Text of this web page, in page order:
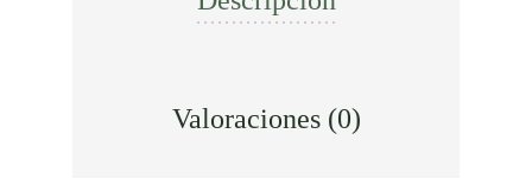
Valoraciones (0)